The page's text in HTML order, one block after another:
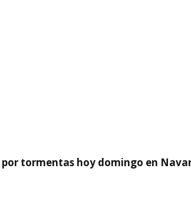
tormentas hoy domingo en